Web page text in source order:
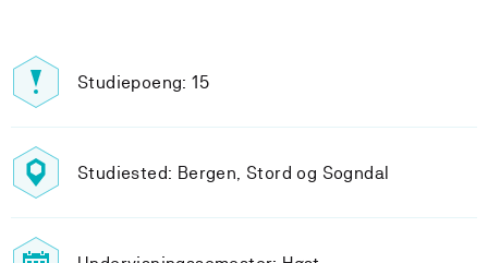
Studiepoeng: 15
Studiested: Bergen, Stord og Sogndal